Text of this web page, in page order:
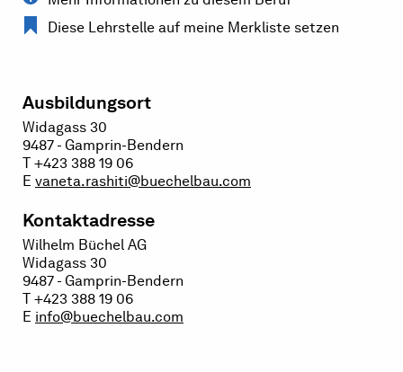
Diese Lehrstelle auf meine Merkliste setzen
Ausbildungsort
Widagass 30
9487 - Gamprin-Bendern
T +423 388 19 06
E vaneta.rashiti@buechelbau.com
Kontaktadresse
Wilhelm Büchel AG
Widagass 30
9487 - Gamprin-Bendern
T +423 388 19 06
E info@buechelbau.com